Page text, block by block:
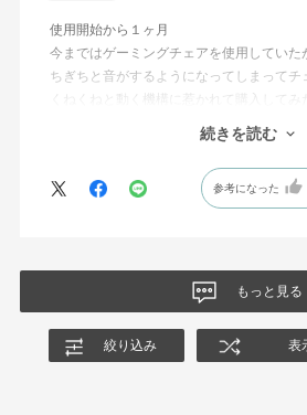
使用開始から１ヶ月
今まではゲーミングチェアを使用していた
ちぎちと音がするようになってしまってチ
くねくねと動く機構に惹かれて購入してみ
りは無くなった！但し座る時と立つ時はカ
これは座っていない時に椅子が倒れないよ
に保つ機構があるようだ。
絵を描くのと、ゲームをするためのデス
尻についてくるフレキシブルな座面が嬉し
続きを読む
参考になった
もっと見る
絞り込み 表